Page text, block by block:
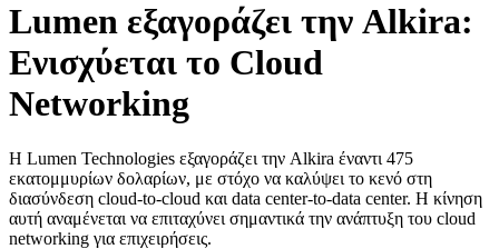
Lumen εξαγοράζει την Alkira:
Ενισχύεται το Cloud
Networking
Η Lumen Technologies εξαγοράζει την Alkira έναντι 475
εκατομμυρίων δολαρίων, με στόχο να καλύψει το κενό στη
διασύνδεση cloud-to-cloud και data center-to-data center. Η κίνηση
αυτή αναμένεται να επιταχύνει σημαντικά την ανάπτυξη του cloud
networking για επιχειρήσεις.